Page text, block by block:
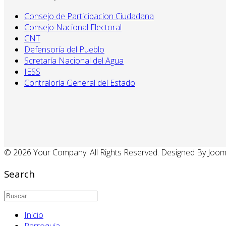
Consejo de Participacion Ciudadana
Consejo Nacional Electoral
CNT
Defensoría del Pueblo
Scretaría Nacional del Agua
IESS
Contraloría General del Estado
© 2026 Your Company. All Rights Reserved. Designed By
Search
Inicio